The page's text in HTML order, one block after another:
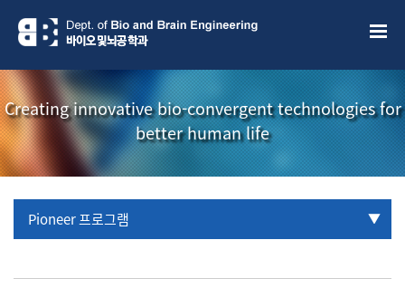
Creating innovative bio-convergent technologies for
better human life
Pioneer 프로그램